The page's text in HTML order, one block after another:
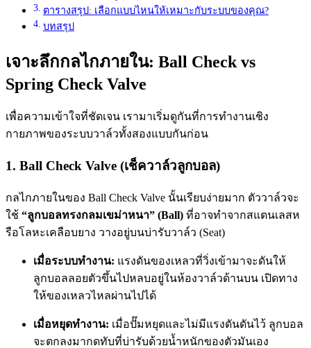
ตารางสรุป: เลือกแบบไหนให้เหมาะกับระบบของคุณ?
บทสรุป
เจาะลึกกลไกภายใน: Ball Check vs
Spring Check Valve
เพื่อความเข้าใจที่ชัดเจน เรามาเริ่มดูกันที่การทำงานเชิง
กายภาพของระบบวาล์วทั้งสองแบบกันก่อน
1. Ball Check Valve (เช็ควาล์วลูกบอล)
กลไกภายในของ Ball Check Valve นั้นเรียบง่ายมาก ตัววาล์วจะ
ใช้ “ลูกบอลทรงกลมเขม่าหนา” (Ball) ที่อาจทำจากสแตนเลสห
รือโลหะเคลือบยาง วางอยู่บนบ่ารับวาล์ว (Seat)
เมื่อระบบทำงาน: แรงดันของเหลวที่วิ่งเข้ามาจะดันให้
ลูกบอลลอยตัวขึ้นไปหลบอยู่ในห้องวาล์วด้านบน เปิดทาง
ให้ของเหลวไหลผ่านไปได้
เมื่อหยุดทำงาน: เมื่อปั๊มหยุดและไม่มีแรงดันดันไว้ ลูกบอล
จะตกลงมากดทับที่บ่ารับด้วยน้ำหนักของตัวมันเอง